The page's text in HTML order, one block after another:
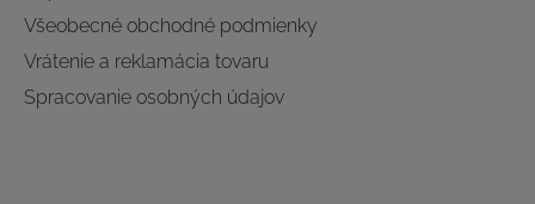
Všeobecné obchodné podmienky
Vrátenie a reklamácia tovaru
Spracovanie osobných údajov